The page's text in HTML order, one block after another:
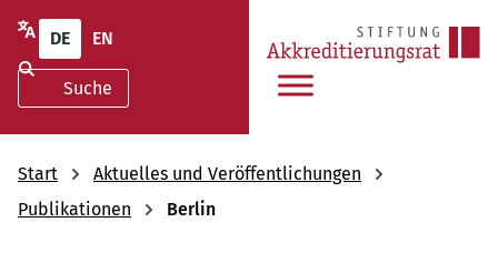
DE EN
Start
Aktuelles und Veröffentlichungen
Publikationen
Berlin